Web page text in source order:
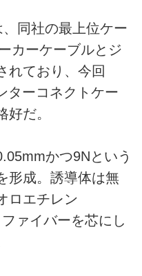
同社の最上位ケー
カーケーブルとジ
れており、今回
ターコネクトケー
だ。
かつ9Nという
形成。誘導体は無
ロエチレン
ァイバーを芯にし